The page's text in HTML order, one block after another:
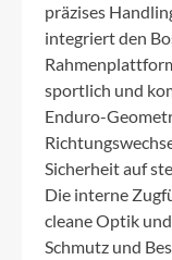
präzises
integriert den
sportlich und
Enduro-
Sicherheit auf
Die interne
cleane Optik
Schmutz und